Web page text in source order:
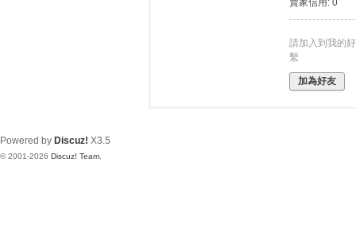
賣家信用: 0
請加入到我的
繫
加為好友
Powered by Discuz! X3.5
© 2001-2026 Discuz! Team